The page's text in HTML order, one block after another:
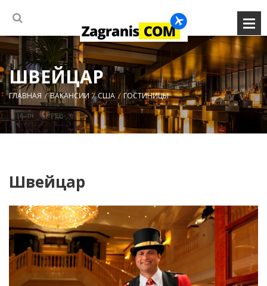
ШВЕЙЦАР
ГЛАВНАЯ ВАКАНСИИ США ГОСТИНИЦЫ
Швейцар